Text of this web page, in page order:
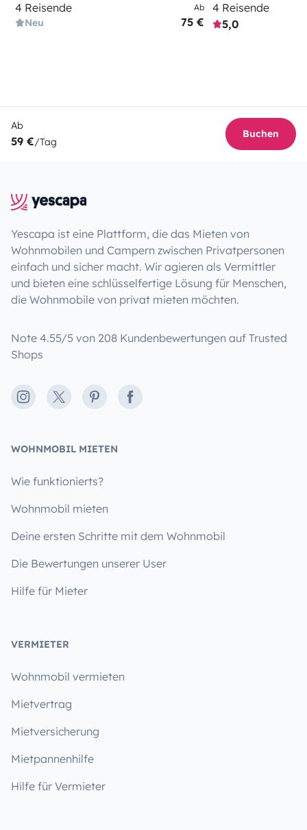
4 Reisende
Neu
Ab
75 €
4 Reisende
5,0
Ab
59 €/Tag
Buchen
Yescapa ist eine Plattform, die das Mieten von
Wohnmobilen und Campern zwischen Privatpersonen
einfach und sicher macht. Wir agieren als Vermittler
und bieten eine schlüsselfertige Lösung für Menschen,
die Wohnmobile von privat mieten möchten.
Note 4.55/5 von 208 Kundenbewertungen auf Trusted
Shops
Instagram
X PinterestFacebook
WOHNMOBIL MIETEN
Wie funktionierts?
Wohnmobil mieten
Deine ersten Schritte mit dem Wohnmobil
Die Bewertungen unserer User
Hilfe für Mieter
VERMIETER
Wohnmobil vermieten
Mietvertrag
Mietversicherung
Mietpannenhilfe
Hilfe für Vermieter